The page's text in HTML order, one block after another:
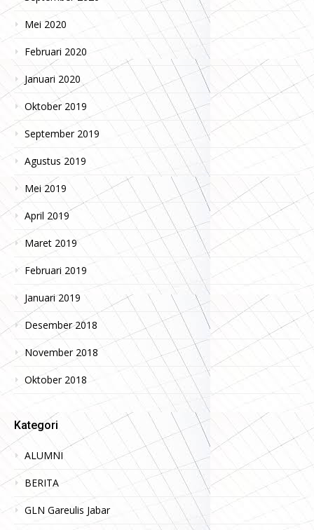
Mei 2020
Februari 2020
Januari 2020
Oktober 2019
September 2019
Agustus 2019
Mei 2019
April 2019
Maret 2019
Februari 2019
Januari 2019
Desember 2018
November 2018
Oktober 2018
Kategori
ALUMNI
BERITA
GLN Gareulis Jabar